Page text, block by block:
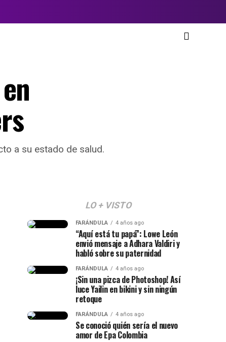
a su estado de salud.
LO + VISTO
FARÁNDULA 4 años ago
“Aquí está tu papá”: Lowe León
envió mensaje a Adhara Valdiri y
habló sobre su paternidad
FARÁNDULA 4 años ago
¡Sin una pizca de Photoshop! Así
luce Yailin en bikini y sin ningún
retoque
FARÁNDULA 4 años ago
Se conoció quién sería el nuevo
amor de Epa Colombia